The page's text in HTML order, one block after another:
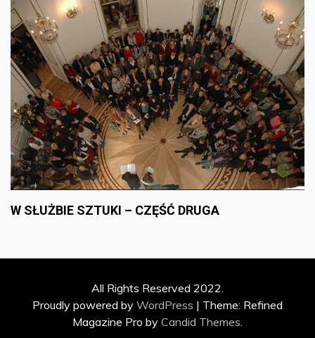
W SŁUŻBIE SZTUKI – CZĘŚĆ DRUGA
All Rights Reserved 2022.
Proudly powered by WordPress | Theme: Refined
Magazine Pro by Candid Themes.